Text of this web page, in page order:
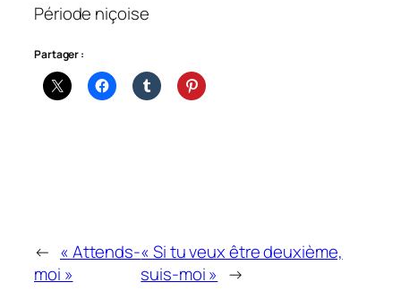
Période niçoise
Partager :
← « Attends-
moi »
« Si tu veux être deuxième,
suis-moi » →